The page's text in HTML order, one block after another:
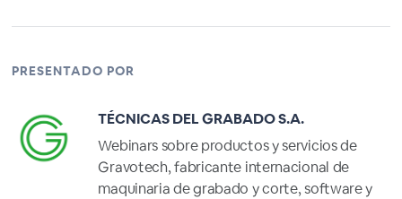
PRESENTADO POR
TÉCNICAS DEL GRABADO S.A.
Webinars sobre productos y servicios de
Gravotech, fabricante internacional de
maquinaria de grabado y corte, software y